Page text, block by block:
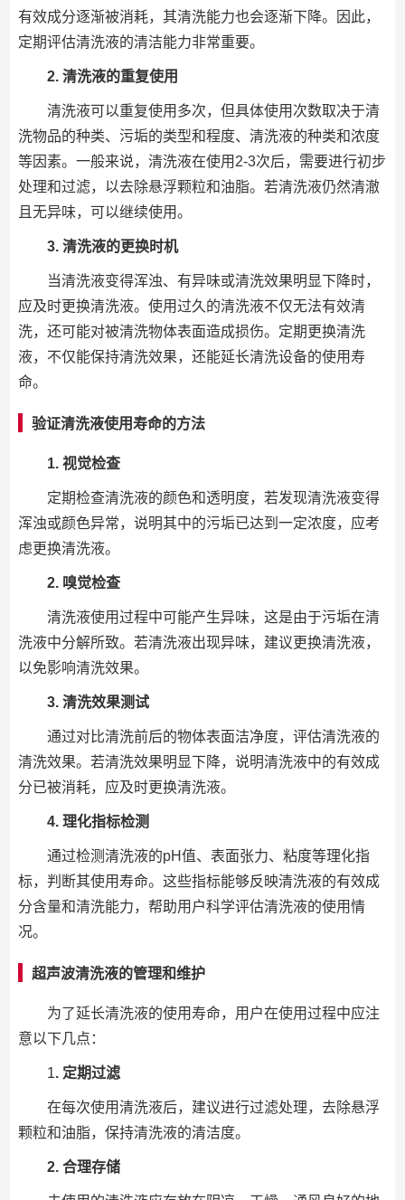
有效成分逐渐被消耗，其清洗能力也会逐渐下降。因此，
定期评估清洗液的清洁能力非常重要。
2. 清洗液的重复使用
清洗液可以重复使用多次，但具体使用次数取决于清
洗物品的种类、污垢的类型和程度、清洗液的种类和浓度
等因素。一般来说，清洗液在使用2-3次后，需要进行初步
处理和过滤，以去除悬浮颗粒和油脂。若清洗液仍然清澈
且无异味，可以继续使用。
3. 清洗液的更换时机
当清洗液变得浑浊、有异味或清洗效果明显下降时，
应及时更换清洗液。使用过久的清洗液不仅无法有效清
洗，还可能对被清洗物体表面造成损伤。定期更换清洗
液，不仅能保持清洗效果，还能延长清洗设备的使用寿
命。
验证清洗液使用寿命的方法
1. 视觉检查
定期检查清洗液的颜色和透明度，若发现清洗液变得
浑浊或颜色异常，说明其中的污垢已达到一定浓度，应考
虑更换清洗液。
2. 嗅觉检查
清洗液使用过程中可能产生异味，这是由于污垢在清
洗液中分解所致。若清洗液出现异味，建议更换清洗液，
以免影响清洗效果。
3. 清洗效果测试
通过对比清洗前后的物体表面洁净度，评估清洗液的
清洗效果。若清洗效果明显下降，说明清洗液中的有效成
分已被消耗，应及时更换清洗液。
4. 理化指标检测
通过检测清洗液的pH值、表面张力、粘度等理化指
标，判断其使用寿命。这些指标能够反映清洗液的有效成
分含量和清洗能力，帮助用户科学评估清洗液的使用情
况。
超声波清洗液的管理和维护
为了延长清洗液的使用寿命，用户在使用过程中应注
意以下几点：
1. 定期过滤
在每次使用清洗液后，建议进行过滤处理，去除悬浮
颗粒和油脂，保持清洗液的清洁度。
2. 合理存储